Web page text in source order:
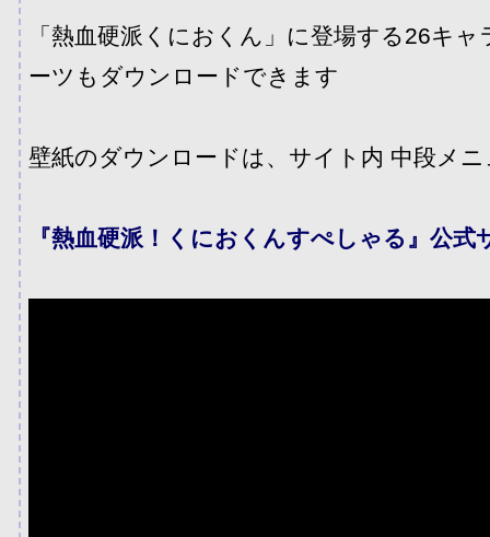
「熱血硬派くにおくん」に登場する26キ
ーツもダウンロードできます
壁紙のダウンロードは、サイト内 中段メ
『熱血硬派！くにおくんすぺしゃる』公式